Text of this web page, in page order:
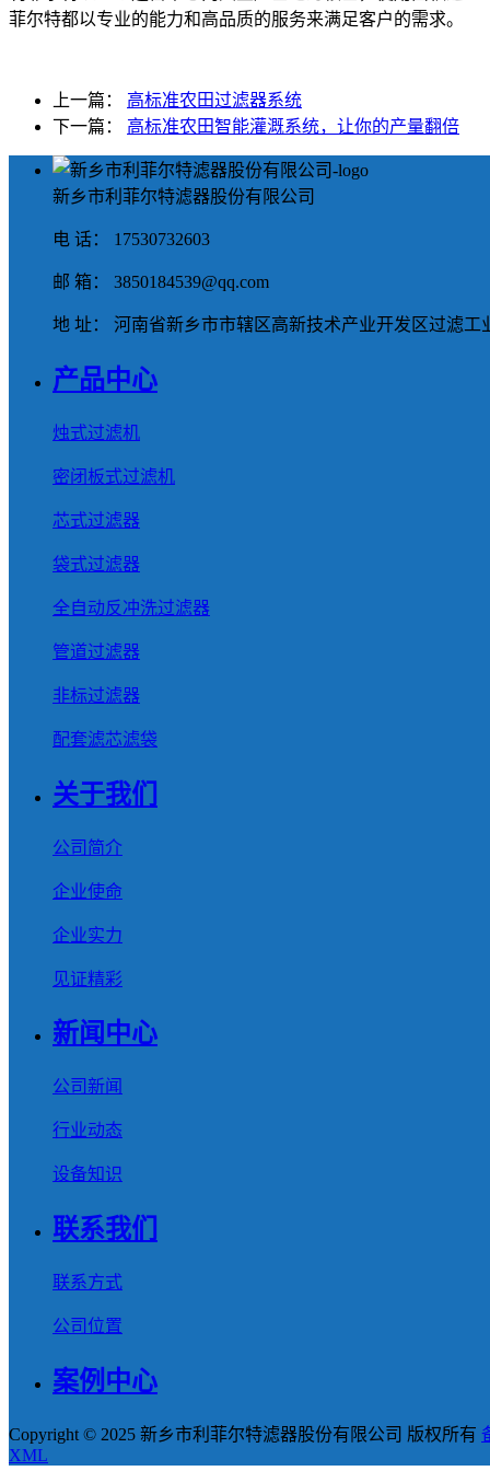
菲尔特都以专业的能力和高品质的服务来满足客户的需求。
上一篇： 高标准农田过滤器系统
下一篇： 高标准农田智能灌溉系统，让你的产量翻倍
新乡市利菲尔特滤器股份有限公司
电 话： 17530732603
邮 箱： 3850184539@qq.com
地 址： 河南省新乡市市辖区高新技术产业开发区过滤工
产品中心
烛式过滤机
密闭板式过滤机
芯式过滤器
袋式过滤器
全自动反冲洗过滤器
管道过滤器
非标过滤器
配套滤芯滤袋
关于我们
公司简介
企业使命
企业实力
见证精彩
新闻中心
公司新闻
行业动态
设备知识
联系我们
联系方式
公司位置
案例中心
Copyright © 2025 新乡市利菲尔特滤器股份有限公司 版权所有
XML